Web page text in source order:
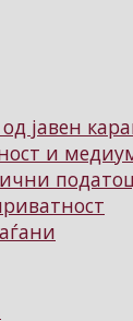
јавен
и